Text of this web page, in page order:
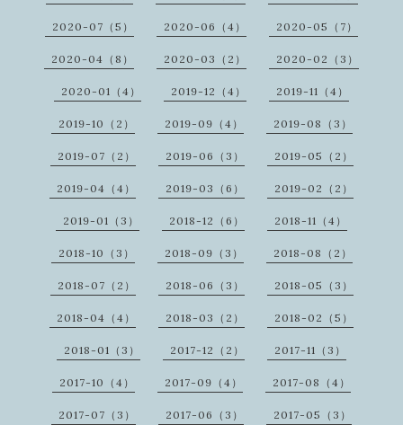
2020-07（5） 2020-06（4） 2020-05（7）
2020-04（8） 2020-03（2） 2020-02（3）
2020-01（4） 2019-12（4） 2019-11（4）
2019-10（2） 2019-09（4） 2019-08（3）
2019-07（2） 2019-06（3） 2019-05（2）
2019-04（4） 2019-03（6） 2019-02（2）
2019-01（3） 2018-12（6） 2018-11（4）
2018-10（3） 2018-09（3） 2018-08（2）
2018-07（2） 2018-06（3） 2018-05（3）
2018-04（4） 2018-03（2） 2018-02（5）
2018-01（3） 2017-12（2） 2017-11（3）
2017-10（4） 2017-09（4） 2017-08（4）
2017-07（3） 2017-06（3） 2017-05（3）